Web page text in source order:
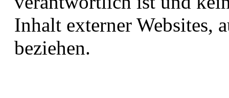
Inhalt externer Websites,
beziehen.